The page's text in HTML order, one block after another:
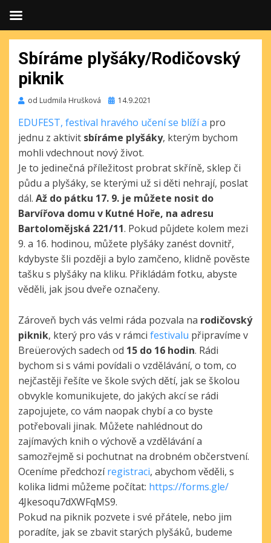
Sbíráme plyšáky/Rodičovský
piknik
od Ludmila Hrušková Publikováno
14.9.2021
EDUFEST, festival hravého učení se blíží a pro
jednu z aktivit sbíráme plyšáky, kterým bychom
mohli vdechnout nový život.
Je to jedinečná příležitost probrat skříně, sklep či
půdu a plyšáky, se kterými už si děti nehrají, poslat
dál. Až do pátku 17. 9. je můžete nosit do
Barvířova domu v Kutné Hoře, na adresu
Bartolomějská 221/11. Pokud půjdete kolem mezi
9. a 16. hodinou, můžete plyšáky zanést dovnitř,
kdybyste šli později a bylo zamčeno, klidně pověste
tašku s plyšáky na kliku. Přikládám fotku, abyste
věděli, jak jsou dveře označeny.
Zároveň bych vás velmi ráda pozvala na rodičovský
piknik, který pro vás v rámci festivalu připravíme v
Breüerových sadech od 15 do 16 hodin. Rádi
bychom si s vámi povídali o vzdělávání, o tom, co
nejčastěji řešíte ve škole svých dětí, jak se školou
obvykle komunikujete, do jakých akcí se rádi
zapojujete, co vám naopak chybí a co byste
potřebovali jinak. Můžete nahlédnout do
zajímavých knih o výchově a vzdělávání a
samozřejmě si pochutnat na drobném občerstvení.
Oceníme předchozíregistraci, abychom věděli, s
kolika lidmi můžeme počítat: https://forms.gle/
4Jkesoqu7dXWFqMS9.
Pokud na piknik pozvete i své přátele, nebo jim
poradíte, jak se zbavit starých plyšáků, budeme